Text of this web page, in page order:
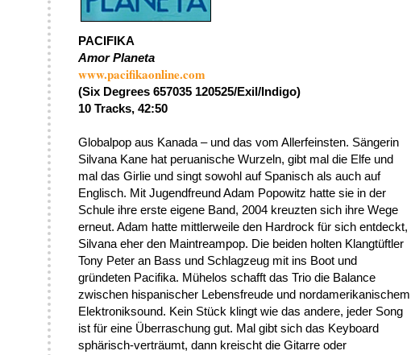
PACIFIKA
Amor Planeta
www.pacifikaonline.com
(Six Degrees 657035 120525/Exil/Indigo)
10 Tracks, 42:50
Globalpop aus Kanada – und das vom Allerfeinsten. Sängerin
Silvana Kane hat peruanische Wurzeln, gibt mal die Elfe und
mal das Girlie und singt sowohl auf Spanisch als auch auf
Englisch. Mit Jugendfreund Adam Popowitz hatte sie in der
Schule ihre erste eigene Band, 2004 kreuzten sich ihre Wege
erneut. Adam hatte mittlerweile den Hardrock für sich entdeckt,
Silvana eher den Maintreampop. Die beiden holten Klangtüftler
Tony Peter an Bass und Schlagzeug mit ins Boot und
gründeten Pacifika. Mühelos schafft das Trio die Balance
zwischen hispanischer Lebensfreude und nordamerikanischem
Elektroniksound. Kein Stück klingt wie das andere, jeder Song
ist für eine Überraschung gut. Mal gibt sich das Keyboard
sphärisch-verträumt, dann kreischt die Gitarre oder